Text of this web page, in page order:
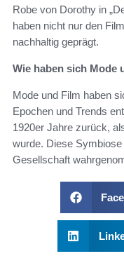
Robe von Dorothy in
haben nicht nur den
nachhaltig geprägt.
Wie haben sich Mode
Mode und Film haben
Epochen und Trends
1920er Jahre zurück,
wurde. Diese
Gesellschaft